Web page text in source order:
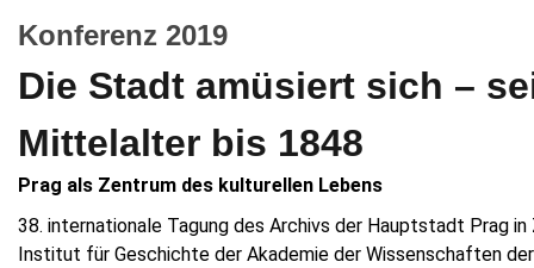
Konferenz 2019
Die Stadt amüsiert sich –
Mittelalter bis 1848
Prag als Zentrum des kulturellen Lebens
38. internationale Tagung des Archivs der Hauptstadt Prag
Institut für Geschichte der Akademie der Wissenschaften